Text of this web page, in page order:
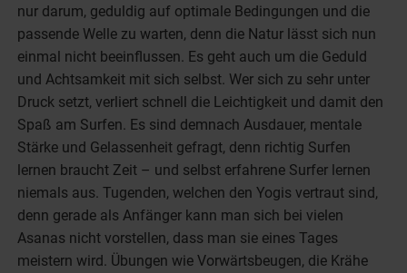
nur darum, geduldig auf optimale Bedingungen und die
passende Welle zu warten, denn die Natur lässt sich nun
einmal nicht beeinflussen. Es geht auch um die Geduld
und Achtsamkeit mit sich selbst. Wer sich zu sehr unter
Druck setzt, verliert schnell die Leichtigkeit und damit den
Spaß am Surfen. Es sind demnach Ausdauer, mentale
Stärke und Gelassenheit gefragt, denn richtig Surfen
lernen braucht Zeit – und selbst erfahrene Surfer lernen
niemals aus. Tugenden, welchen den Yogis vertraut sind,
denn gerade als Anfänger kann man sich bei vielen
Asanas nicht vorstellen, dass man sie eines Tages
meistern wird. Übungen wie Vorwärtsbeugen, die Krähe